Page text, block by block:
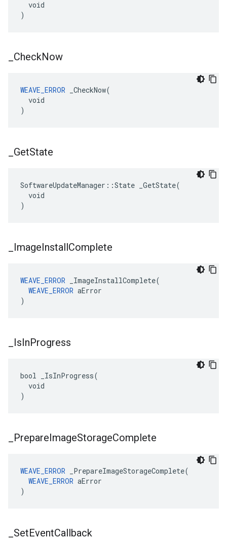
  void
)
CheckNow
WEAVE_ERROR _CheckNow(
  void
)
GetState
SoftwareUpdateManager::State _GetState(
  void
)
ImageInstallComplete
WEAVE_ERROR _ImageInstallComplete(
WEAVE_ERROR aError
)
IsInProgress
bool _IsInProgress(
  void
)
PrepareImageStorageComplete
WEAVE_ERROR _PrepareImageStorageComplete(
WEAVE_ERROR aError
)
SetEventCallback